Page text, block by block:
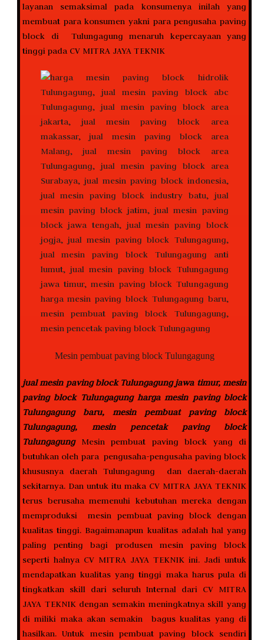
layanan semaksimal pada konsumenya inilah yang
membuat para konsumen yakni para pengusaha paving
block di Tulungagung menaruh kepercayaan yang
tinggi pada CV MITRA JAYA TEKNIK
Mesin pembuat paving block Tulungagung
jual mesin paving block Tulungagung jawa timur, mesin
paving block Tulungagung harga mesin paving block
Tulungagung baru, mesin pembuat paving block
Tulungagung, mesin pencetak paving block
Tulungagung Mesin pembuat paving block yang di
butuhkan oleh para pengusaha-pengusaha paving block
khususnya daerah Tulungagung dan daerah-daerah
sekitarnya. Dan untuk itu maka CV MITRA JAYA TEKNIK
terus berusaha memenuhi kebutuhan mereka dengan
memproduksi mesin pembuat paving block dengan
kualitas tinggi. Bagaimanapun kualitas adalah hal yang
paling penting bagi produsen mesin paving block
seperti halnya CV MITRA JAYA TEKNIK ini. Jadi untuk
mendapatkan kualitas yang tinggi maka harus pula di
tingkatkan skill dari seluruh Internal dari CV MITRA
JAYA TEKNIK dengan semakin meningkatnya skill yang
di miliki maka akan semakin bagus kualitas yang di
hasilkan. Untuk mesin pembuat paving block sendiri